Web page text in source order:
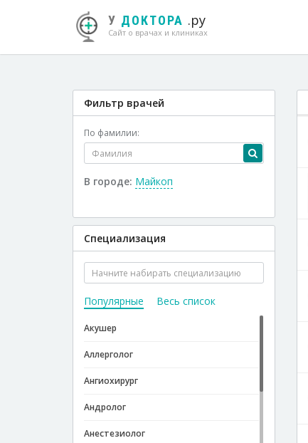
У ДОКТОРА .ру
Сайт о врачах и клиниках
Фильтр врачей
По фамилии:
В городе: Майкоп
Специализация
Популярные Весь список
Акушер
Аллерголог
Ангиохирург
Андролог
Анестезиолог